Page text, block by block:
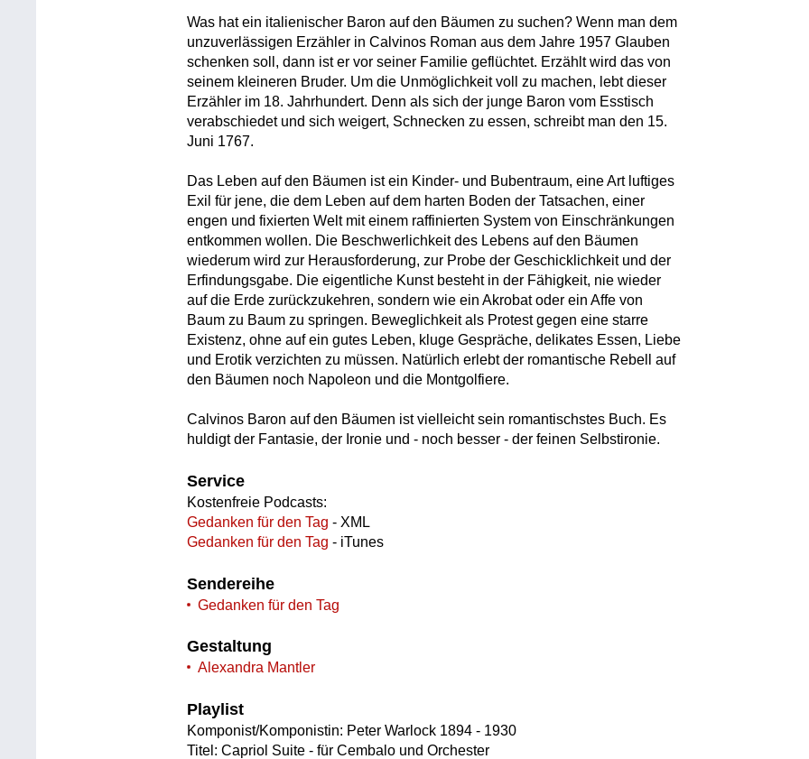
Was hat ein italienischer Baron auf den Bäumen zu suchen? Wenn man dem
unzuverlässigen Erzähler in Calvinos Roman aus dem Jahre 1957 Glauben
schenken soll, dann ist er vor seiner Familie geflüchtet. Erzählt wird das von
seinem kleineren Bruder. Um die Unmöglichkeit voll zu machen, lebt dieser
Erzähler im 18. Jahrhundert. Denn als sich der junge Baron vom Esstisch
verabschiedet und sich weigert, Schnecken zu essen, schreibt man den 15.
Juni 1767.
Das Leben auf den Bäumen ist ein Kinder- und Bubentraum, eine Art luftiges
Exil für jene, die dem Leben auf dem harten Boden der Tatsachen, einer
engen und fixierten Welt mit einem raffinierten System von Einschränkungen
entkommen wollen. Die Beschwerlichkeit des Lebens auf den Bäumen
wiederum wird zur Herausforderung, zur Probe der Geschicklichkeit und der
Erfindungsgabe. Die eigentliche Kunst besteht in der Fähigkeit, nie wieder
auf die Erde zurückzukehren, sondern wie ein Akrobat oder ein Affe von
Baum zu Baum zu springen. Beweglichkeit als Protest gegen eine starre
Existenz, ohne auf ein gutes Leben, kluge Gespräche, delikates Essen, Liebe
und Erotik verzichten zu müssen. Natürlich erlebt der romantische Rebell auf
den Bäumen noch Napoleon und die Montgolfiere.
Calvinos Baron auf den Bäumen ist vielleicht sein romantischstes Buch. Es
huldigt der Fantasie, der Ironie und - noch besser - der feinen Selbstironie.
Service
Kostenfreie Podcasts:
Gedanken für den Tag - XML
Gedanken für den Tag - iTunes
Sendereihe
Gedanken für den Tag
Gestaltung
Alexandra Mantler
Playlist
Komponist/Komponistin: Peter Warlock 1894 - 1930
Titel: Capriol Suite - für Cembalo und Orchester